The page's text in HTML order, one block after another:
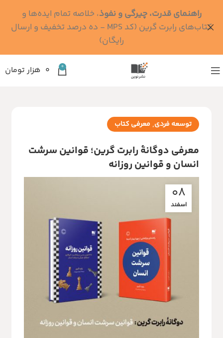
0 ۰ هزار تومان
توسعه فردی, معرفی کتاب
معرفی دوگانهٔ رابرت گرین؛ قوانین سرشت
انسان و قوانین روزانه
08
اسفند
راهنمای قدرت، چیرگی و نفوذ، خلاصه تمام ایده‌ها و
کتاب‌های رابرت گرین (کد MPS - ده درصد تخفیف و ارسال
رایگان)